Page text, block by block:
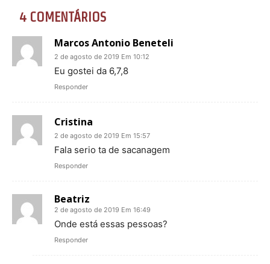
4 COMENTÁRIOS
Marcos Antonio Beneteli
2 de agosto de 2019 Em 10:12
Eu gostei da 6,7,8
Responder
Cristina
2 de agosto de 2019 Em 15:57
Fala serio ta de sacanagem
Responder
Beatriz
2 de agosto de 2019 Em 16:49
Onde está essas pessoas?
Responder